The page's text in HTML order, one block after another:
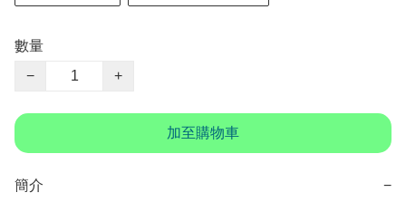
數量
−
+
加至購物車
簡介 −